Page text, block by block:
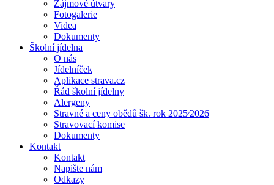
Zájmové útvary
Fotogalerie
Videa
Dokumenty
Školní jídelna
O nás
Jídelníček
Aplikace strava.cz
Řád školní jídelny
Alergeny
Stravné a ceny obědů šk. rok 2025⁄2026
Stravovací komise
Dokumenty
Kontakt
Kontakt
Napište nám
Odkazy